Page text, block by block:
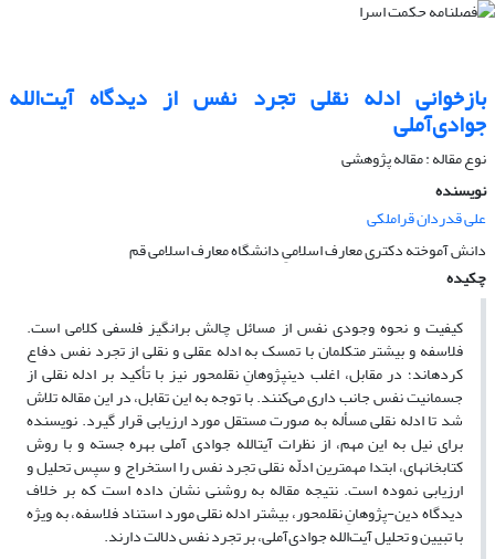
بازخوانی ادله نقلی تجرد نفس از دیدگاه آیت‌الله
جوادی‌آملی
نوع مقاله : مقاله پژوهشی
نویسنده
علی قدردان قراملکی
دانش آموخته دکتری معارف اسلامیِ دانشگاه معارف اسلامی قم
چکیده
کیفیت و نحوه وجودی نفس از مسائل چالش برانگیز فلسفی کلامی است.
فلاسفه و بیشتر متکلمان با تمسک به ادله عقلی و نقلی از تجرد نفس دفاع
کرده‎اند؛ در مقابل، اغلب دین‎پژوهانِ نقل‎محور نیز با تأکید بر ادله نقلی از
جسمانیت نفس جانب داری می‌کنند. با توجه به این تقابل، در این مقاله تلاش
شد تا ادله نقلی مسأله به صورت مستقل مورد ارزیابی قرار گیرد. نویسنده
برای نیل به این مهم، از نظرات آیت‎الله جوادی آملی بهره جسته و با روش
کتابخانه‎ای، ابتدا مهم‎ترین ادلّه نقلی تجرد نفس را استخراج و سپس تحلیل و
ارزیابی نموده است. نتیجه مقاله به روشنی نشان داده است که بر خلاف
دیدگاه دین-پژوهانِ نقل‎محور، بیشتر ادله نقلی مورد استناد فلاسفه، به ویژه
با تبیین و تحلیل آیت‌الله جوادی‌آملی، بر تجرد نفس دلالت دارند.